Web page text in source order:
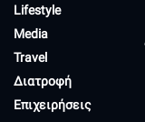
Lifestyle
Media
Travel
Διατροφή
Επιχειρήσεις